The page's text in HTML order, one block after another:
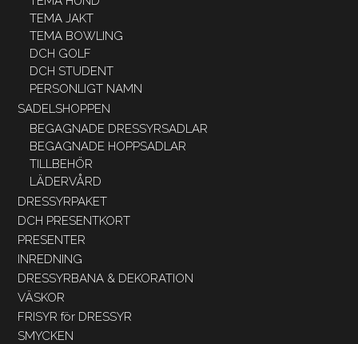
TEMA JAKT
TEMA BOWLING
DCH GOLF
DCH STUDENT
PERSONLIGT NAMN
SADELSHOPPEN
BEGAGNADE DRESSYRSADLAR
BEGAGNADE HOPPSADLAR
TILLBEHÖR
LÄDERVÅRD
DRESSYRPAKET
DCH PRESENTKORT
PRESENTER
INREDNING
DRESSYRBANA & DEKORATION
VÄSKOR
FRISYR för DRESSYR
SMYCKEN